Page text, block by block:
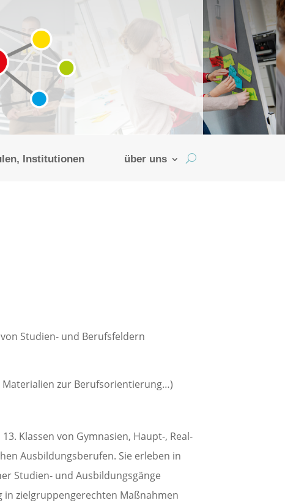
Institutionen über uns
Studien- und Berufsfeldern
zur Berufsorientierung…)
Klassen von Gymnasien, Haupt-, Real-
Ausbildungsberufen. Sie erleben in
Studien- und Ausbildungsgänge
zielgruppengerechten Maßnahmen